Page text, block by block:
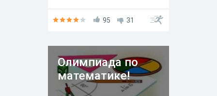
вычитаемое, владение
95 31
Олимпиада по
математике!